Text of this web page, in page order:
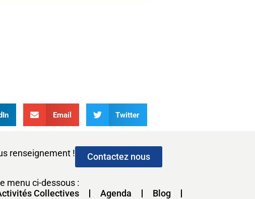
Email Twitter
renseignement ! Contactez nous
menu ci-dessous :
Collectives Agenda Blog